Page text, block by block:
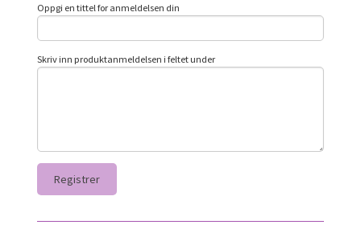
Oppgi en tittel for anmeldelsen din
Skriv inn produktanmeldelsen i feltet under